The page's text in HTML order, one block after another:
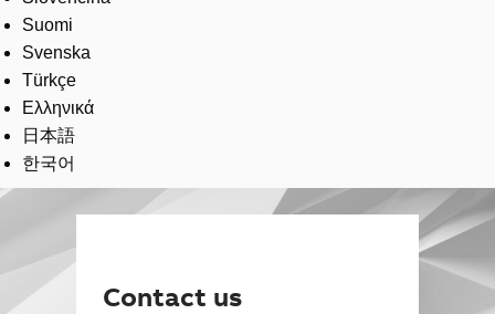
Suomi
Svenska
Türkçe
Ελληνικά
日本語
한국어
Contact us